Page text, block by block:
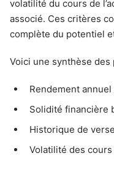
volatilité du cours de
associé. Ces critères
complète du potentiel
Voici une synthèse
Rendement
Solidité financière
Historique de
Volatilité des